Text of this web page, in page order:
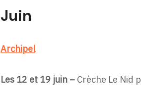
Juin
Archipel
Les 12 et 19 juin – Crèche Le Nid